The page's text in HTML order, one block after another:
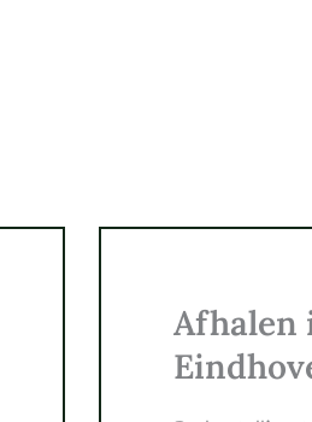
Afhalen